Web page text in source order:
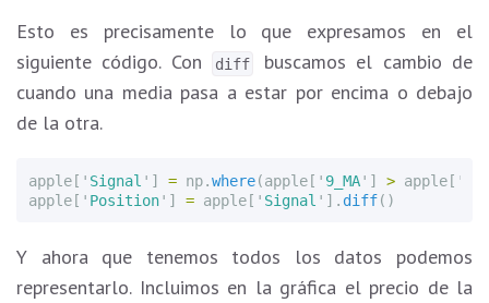
Esto es precisamente lo que expresamos en el
siguiente código. Con
diff
buscamos el cambio de
cuando una media pasa a estar por encima o debajo
de la otra.
apple[ ' Signal ' ] = np.where(apple[ ' 9_MA' ] > apple[ '
apple[ ' Position' ] = apple[ ' Signal ' ]. diff()
Y ahora que tenemos todos los datos podemos
representarlo. Incluimos en la gráfica el precio de la